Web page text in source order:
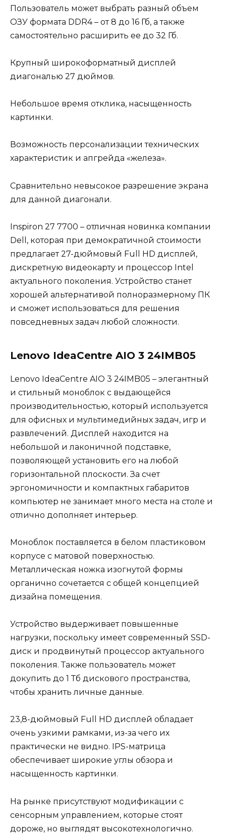
Пользователь может выбрать разный объем
ОЗУ формата DDR4 – от 8 до 16 Гб, а также
самостоятельно расширить ее до 32 Гб.
Крупный широкоформатный дисплей
диагональю 27 дюймов.
Небольшое время отклика, насыщенность
картинки.
Возможность персонализации технических
характеристик и апгрейда «железа».
Сравнительно невысокое разрешение экрана
для данной диагонали.
Inspiron 27 7700 – отличная новинка компании
Dell, которая при демократичной стоимости
предлагает 27-дюймовый Full HD дисплей,
дискретную видеокарту и процессор Intel
актуального поколения. Устройство станет
хорошей альтернативой полноразмерному ПК
и сможет использоваться для решения
повседневных задач любой сложности.
Lenovo IdeaCentre AIO 3 24IMB05
Lenovo IdeaCentre AIO 3 24IMB05 – элегантный
и стильный моноблок с выдающейся
производительностью, который используется
для офисных и мультимедийных задач, игр и
развлечений. Дисплей находится на
небольшой и лаконичной подставке,
позволяющей установить его на любой
горизонтальной плоскости. За счет
эргономичности и компактных габаритов
компьютер не занимает много места на столе и
отлично дополняет интерьер.
Моноблок поставляется в белом пластиковом
корпусе с матовой поверхностью.
Металлическая ножка изогнутой формы
органично сочетается с общей концепцией
дизайна помещения.
Устройство выдерживает повышенные
нагрузки, поскольку имеет современный SSD-
диск и продвинутый процессор актуального
поколения. Также пользователь может
докупить до 1 Тб дискового пространства,
чтобы хранить личные данные.
23,8-дюймовый Full HD дисплей обладает
очень узкими рамками, из-за чего их
практически не видно. IPS-матрица
обеспечивает широкие углы обзора и
насыщенность картинки.
На рынке присутствуют модификации с
сенсорным управлением, которые стоят
дороже, но выглядят высокотехнологично.